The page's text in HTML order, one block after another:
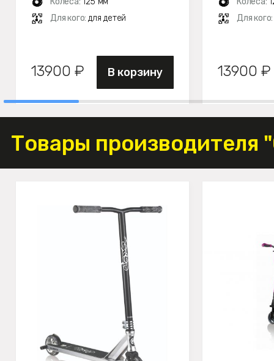
Для кого: для детей
13900 ₽ В корзину
Для кого:
13900 ₽
Товары производителя